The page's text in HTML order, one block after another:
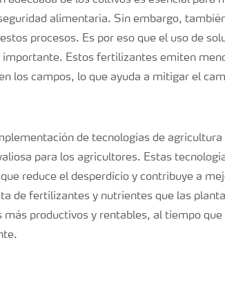
alimentaria. Sin embargo,
procesos. Es por eso que el uso de
importante. Estos fertilizantes emiten
los campos, lo que ayuda a mitigar el
de tecnologías de
para los agricultores. Estas
reduce el desperdicio y contribuye a
de fertilizantes y nutrientes que las
más productivos y rentables, al tiempo